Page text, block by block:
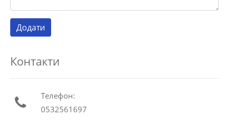
Контакти
Телефон:
0532561697